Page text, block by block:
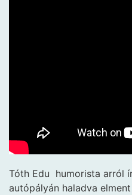
Tóth Edu humorista arról
autópályán haladva